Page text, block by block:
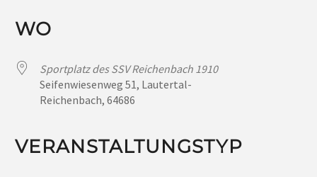
WO
Sportplatz des SSV Reichenbach 1910
Seifenwiesenweg 51, Lautertal-
Reichenbach, 64686
VERANSTALTUNGSTYP